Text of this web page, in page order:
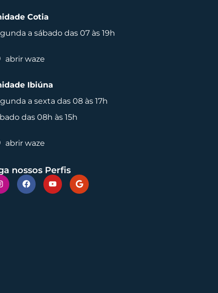
Cotia
a sábado das 07 às 19h
abrir waze
Ibiúna
a sexta das 08 às 17h
das 08h às 15h
abrir waze
nossos Perfis